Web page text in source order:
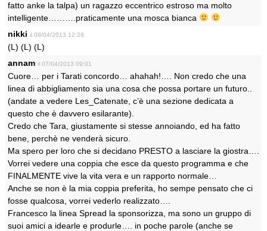
fatto anke la talpa) un ragazzo eccentrico estroso ma molto
intelligente……….praticamente una mosca bianca
nikki il 08/04/2013 12:29
(L) (L) (L)
annam il 07/04/2013 09:01
Cuore… per i Tarati concordo… ahahah!…. Non credo che una
linea di abbigliamento sia una cosa che possa portare un futuro..
(andate a vedere Les_Catenate, c’è una sezione dedicata a
questo che è davvero esilarante).
Credo che Tara, giustamente si stesse annoiando, ed ha fatto
bene, perchè ne venderà sicuro.
Ma spero per loro che si decidano PRESTO a lasciare la giostra….
Vorrei vedere una coppia che esce da questo programma e che
FINALMENTE vive la vita vera e un rapporto normale…
Anche se non è la mia coppia preferita, ho sempe pensato che ci
fosse qualcosa, vorrei vederlo realizzato….
Francesco la linea Spread la sponsorizza, ma sono un gruppo di
suoi amici a idearle e produrle…. in poche parole (anche se